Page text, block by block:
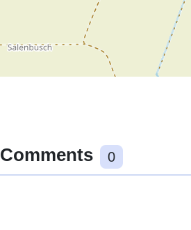
Comments 0